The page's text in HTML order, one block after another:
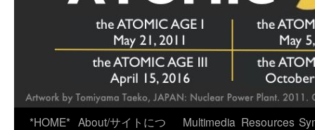
*HOME* About/サイトにつ
Multimedia Resources